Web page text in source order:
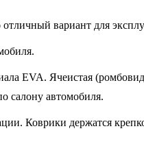
вариант для
EVA. Ячеистая
салону автомобиля.
Коврики держатся